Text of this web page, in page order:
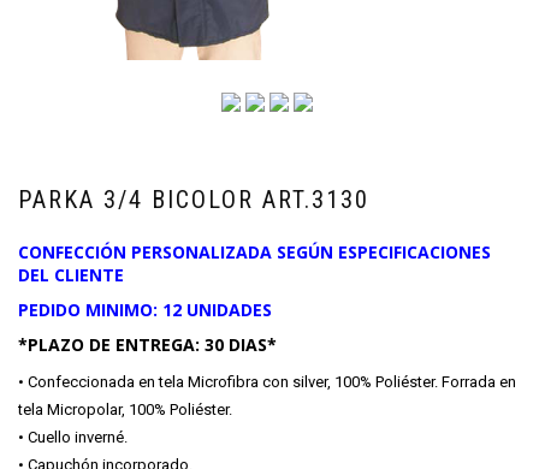
PARKA 3/4 BICOLOR ART.3130
CONFECCIÓN PERSONALIZADA SEGÚN ESPECIFICACIONES
DEL CLIENTE
PEDIDO MINIMO: 12 UNIDADES
*PLAZO DE ENTREGA: 30 DIAS*
• Confeccionada en tela Microfibra con silver, 100% Poliéster. Forrada en
tela Micropolar, 100% Poliéster.
• Cuello inverné.
• Capuchón incorporado.